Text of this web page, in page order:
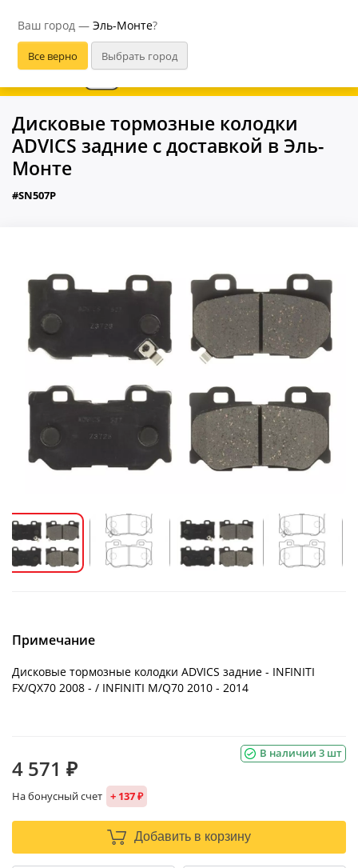
Ваш город — Эль-Монте?
В приложении удобнее
Дисковые тормозные колодки
ADVICS задние с доставкой в Эль-
Монте
#SN507P
Примечание
Дисковые тормозные колодки ADVICS задние - INFINITI
FX/QX70 2008 - / INFINITI M/Q70 2010 - 2014
В наличии 3 шт
4 571 ₽
На бонусный счет + 137 ₽
Добавить в корзину